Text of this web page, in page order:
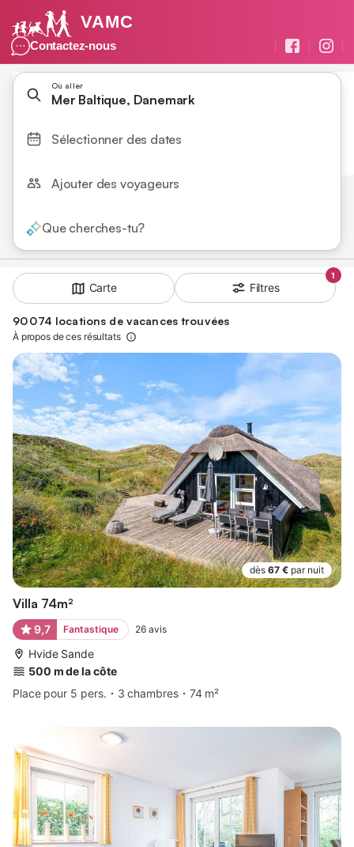
VAMC
Contactez-nous
Où aller
Mer Baltique, Danemark
Sélectionner des dates
Ajouter des voyageurs
Que cherches-tu?
Carte
1
Filtres
90 074 locations de vacances trouvées
À propos de ces résultats
dès 67 € par nuit
Villa 74m²
9,7 Fantastique 26 avis
Hvide Sande
500 m de la côte
Place pour 5 pers.
3 chambres 74 m²